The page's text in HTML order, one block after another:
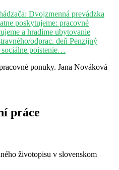
Dvojzmenná prevádzka
poskytujeme: pracovné
a hradíme ubytovanie
odprac. deň Penzijný
sociálne poistenie…
ponuky. Jana Nováková
práce
životopisu v slovenskom